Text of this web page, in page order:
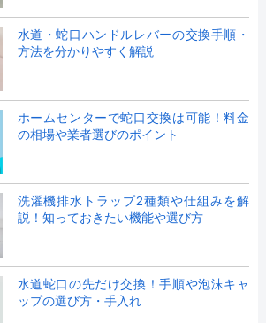
水道・蛇口ハンドルレバーの交換手順・
方法を分かりやすく解説
ホームセンターで蛇口交換は可能！料金
の相場や業者選びのポイント
洗濯機排水トラップ2種類や仕組みを解
説！知っておきたい機能や選び方
水道蛇口の先だけ交換！手順や泡沫キャ
ップの選び方・手入れ